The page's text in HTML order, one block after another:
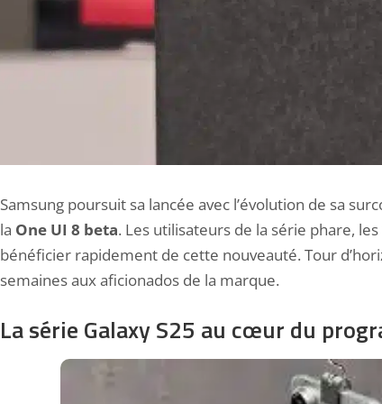
Samsung poursuit sa lancée avec l’évolution de sa
la One UI 8 beta. Les utilisateurs de la série phare, les
bénéficier rapidement de cette nouveauté. Tour
semaines aux aficionados de la marque.
La série Galaxy S25 au cœur du